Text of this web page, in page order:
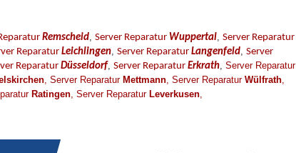
Remscheid, Server Reparatur Wuppertal, Server Reparatur
Reparatur Leichlingen, Server Reparatur Langenfeld, Server
Reparatur Düsseldorf, Server Reparatur Erkrath, Server Reparatur
, Server Reparatur Mettmann, Server Reparatur Wülfrath,
Ratingen, Server Reparatur Leverkusen,